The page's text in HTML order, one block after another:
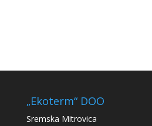
„Ekoterm“ DOO
Sremska Mitrovica